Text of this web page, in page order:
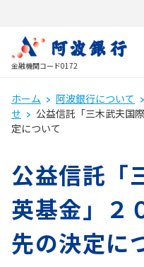
金融機関コード0172
ホーム 阿波銀行について
せ
公益信託「三木武夫国
定について
公益信託「
英基金」２
先の決定に